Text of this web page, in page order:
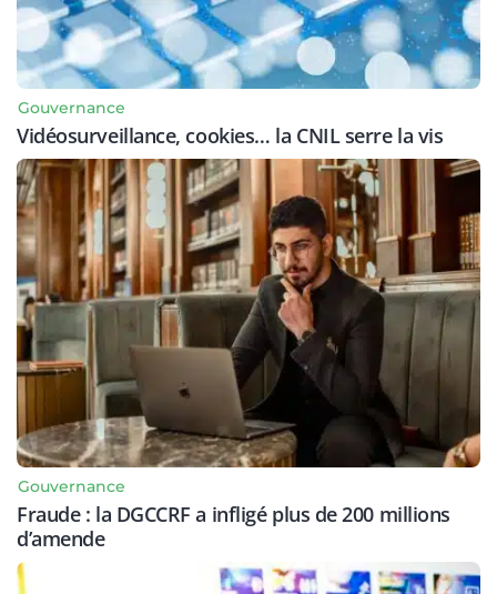
Gouvernance
Vidéosurveillance, cookies… la CNIL serre la vis
Gouvernance
Fraude : la DGCCRF a infligé plus de 200 millions
d’amende